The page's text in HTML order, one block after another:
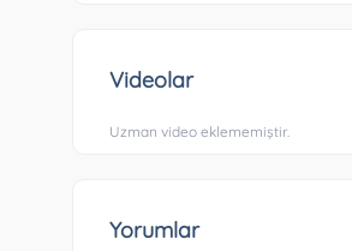
Videolar
Uzman video eklememiştir.
Yorumlar